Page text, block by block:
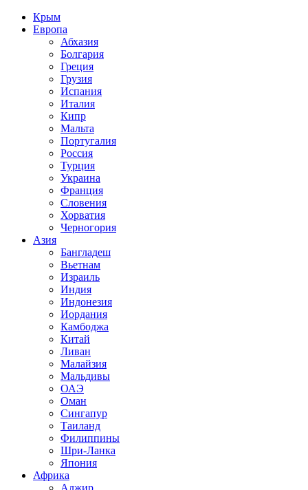
Крым
Европа
Абхазия
Болгария
Греция
Грузия
Испания
Италия
Кипр
Мальта
Португалия
Россия
Турция
Украина
Франция
Словения
Хорватия
Черногория
Азия
Бангладеш
Вьетнам
Израиль
Индия
Индонезия
Иордания
Камбоджа
Китай
Ливан
Малайзия
Мальдивы
ОАЭ
Оман
Сингапур
Таиланд
Филиппины
Шри-Ланка
Япония
Африка
Алжир